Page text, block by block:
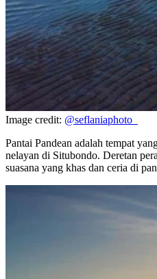
Image credit: @seflaniaphoto_
Pantai Pandean adalah tempat
nelayan di Situbondo. Deretan
suasana yang khas dan ceria di